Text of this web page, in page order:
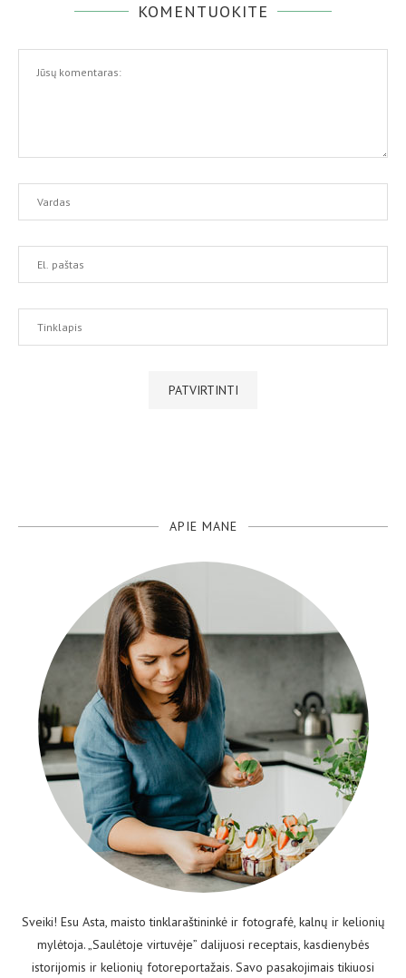
KOMENTUOKITE
APIE MANE
Sveiki! Esu Asta, maisto tinklaraštininkė ir fotografė, kalnų ir kelionių
mylėtoja. „Saulėtoje virtuvėje” dalijuosi receptais, kasdienybės
istorijomis ir kelionių fotoreportažais. Savo pasakojimais tikiuosi